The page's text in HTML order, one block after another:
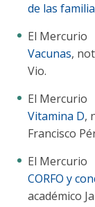
de las
El Mercurio
Vacunas,
Vio.
El Mercurio
Vitamina D,
Francisco
El Mercurio
CORFO y
académico